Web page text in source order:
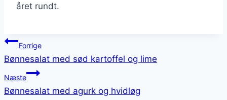
året rundt.
Indlægsnavigation
Forrige
Bønnesalat med sød kartoffel og lime
Næste
Bønnesalat med agurk og hvidløg